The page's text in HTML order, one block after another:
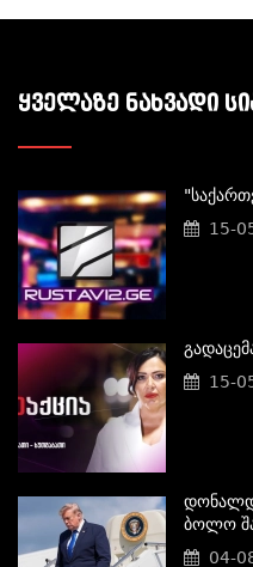
ᲧᲕᲔᲚᲐᲖᲔ ᲜᲐᲮᲕᲐᲓᲘ
15-
15-
Დონალდ
Ბოლო
04-